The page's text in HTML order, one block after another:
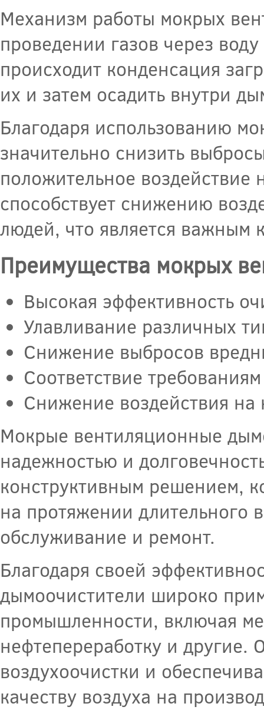
Механизм работы мокрых
проведении газов через
происходит конденсация
их и затем осадить внутри
Благодаря использованию
значительно снизить
положительное
способствует снижению
людей, что является важным
Преимущества мокрых
Высокая эффективность
Улавливание различных
Снижение выбросов
Соответствие
Снижение воздействия на
Мокрые вентиляционные
надежностью и
конструктивным решением,
на протяжении длительного
обслуживание и ремонт.
Благодаря своей
дымоочистители широко
промышленности, включая
нефтепереработку и
воздухоочистки и
качеству воздуха на